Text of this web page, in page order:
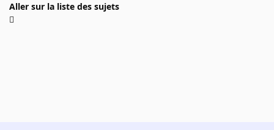
Aller sur la liste des sujets